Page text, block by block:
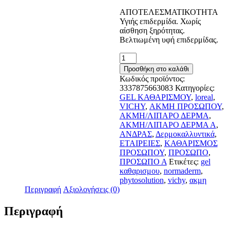
ΑΠΟΤΕΛΕΣΜΑΤΙΚΟΤΗΤΑ
Υγιής επιδερμίδα. Χωρίς
αίσθηση ξηρότητας.
Βελτιωμένη υφή επιδερμίδας.
Vichy
Normaderm
Phytosolution
Gel
Καθαρισμού
Προσώπου
για
Λιπαρές
επιδερμίδες
με
Τάση
Ακμής
400ml
ποσότητα
Προσθήκη στο καλάθι
Κωδικός προϊόντος:
3337875663083 Κατηγορίες:
GEL ΚΑΘΑΡΙΣΜΟΥ, loreal,
VICHY, ΑΚΜΗ ΠΡΟΣΩΠΟΥ,
ΑΚΜΗ/ΛΙΠΑΡΟ ΔΕΡΜΑ,
ΑΚΜΗ/ΛΙΠΑΡΟ ΔΕΡΜΑ Α,
ΑΝΔΡΑΣ, Δερμοκαλλυντικά,
ΕΤΑΙΡΕΙΕΣ, ΚΑΘΑΡΙΣΜΟΣ
ΠΡΟΣΩΠΟΥ, ΠΡΟΣΩΠΟ,
ΠΡΟΣΩΠΟ Α Ετικέτες: gel
καθαρισμου, normaderm,
phytosolution, vichy, ακμη
Περιγραφή Αξιολογήσεις (0)
Περιγραφή